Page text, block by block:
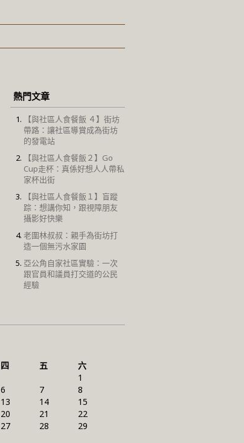
熱門文章
【與社區人食餐飯 ４】街坊
帶路：讓社區導賞成為街坊
的發電站
【與社區人食餐飯２】Go
Cup走杯：真係好想人人帶私
家杯出街
【與社區人食餐飯１】盲蹤
踪：想講你知，跟視障朋友
攝影好快樂
老圍林叔叔：親手為街坊打
造一個無污水家園
亞公角自家社區實驗：一次
跟官員和議員打交道的公民
經驗
四 五
六
1
6 7
8
13 14
15
20 21
22
27 28
29